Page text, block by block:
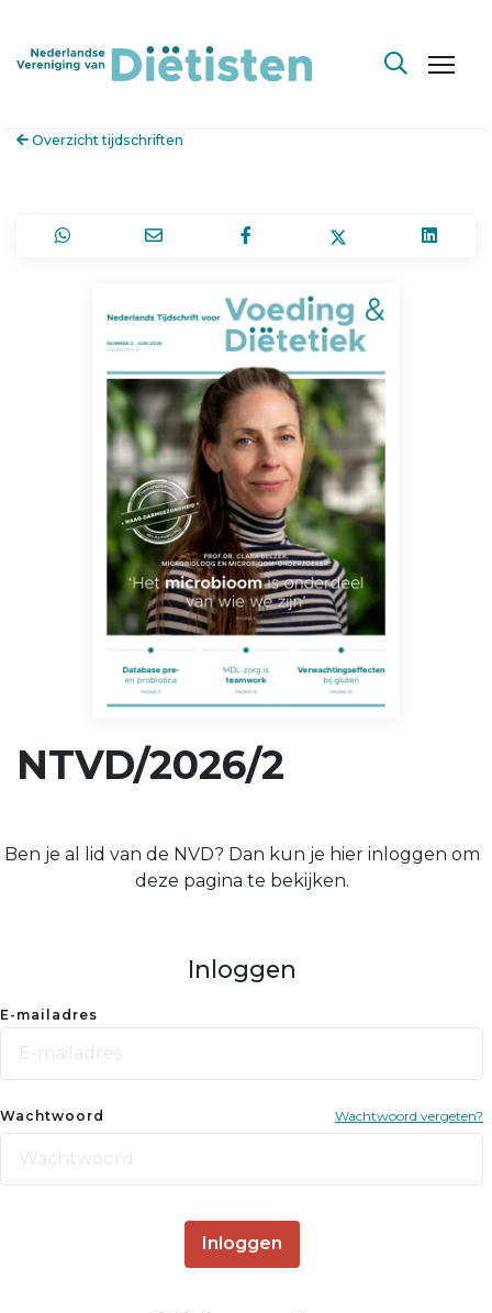
Overzicht tijdschriften
NTVD/2026/2
Ben je al lid van de NVD? Dan kun je hier inloggen om
deze pagina te bekijken.
Inloggen
E-mailadres
Wachtwoord Wachtwoord vergeten?
Inloggen